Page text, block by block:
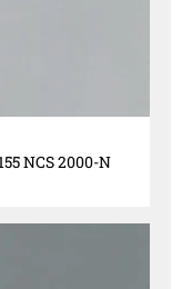
NCS 2000-N